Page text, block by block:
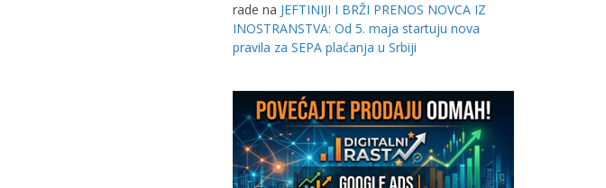
rade na JEFTINIJI I BRŽI PRENOS NOVCA IZ
INOSTRANSTVA: Od 5. maja startuju nova
pravila za SEPA plaćanja u Srbiji